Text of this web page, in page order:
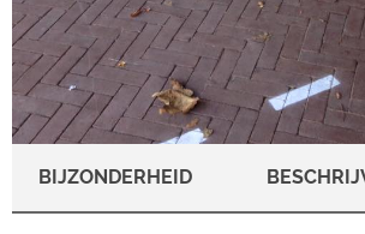
BIJZONDERHEID